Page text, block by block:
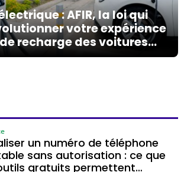
: AFIR, la loi qui
votre expérience
recharge des voitures
un numéro de téléphone
sans autorisation : ce que
gratuits permettent